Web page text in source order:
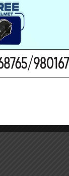
पनि पढ्नुहोस